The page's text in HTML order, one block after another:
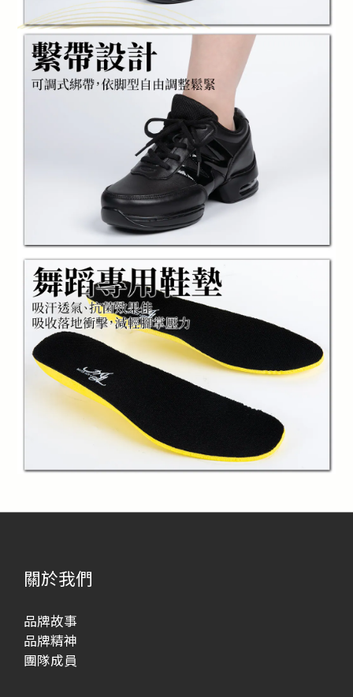
關於我們
品牌故事
品牌精神
團隊成員